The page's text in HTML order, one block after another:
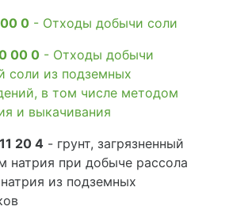
0 - Отходы добычи соли
00 0 - Отходы добычи
соли из подземных
в том числе методом
и выкачивания
20 4 - грунт, загрязненный
натрия при добыче рассола
из подземных